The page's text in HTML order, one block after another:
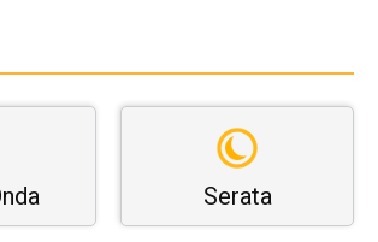
Serata